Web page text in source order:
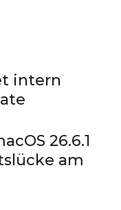
intern
26.6.1
am